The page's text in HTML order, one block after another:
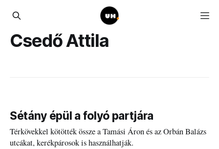
Csedő Attila
Sétány épül a folyó partjára
Térkövekkel kötötték össze a Tamási Áron és az Orbán Balázs
utcákat, kerékpárosok is használhatják.